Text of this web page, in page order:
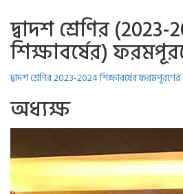
দ্বাদশ শ্রেণির (2023-
শিক্ষাবর্ষের)
দ্বাদশ শ্রেণির 2023-2024 শিক্ষাবর্ষের ফরমপূরণের
অধ্যক্ষ